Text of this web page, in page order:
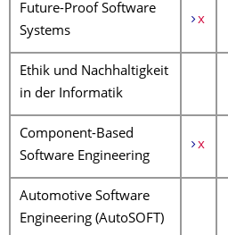
Future-Proof Software
Systems
x
Ethik und Nachhaltigkeit
in der Informatik
Component-Based
Software Engineering
x
Automotive Software
Engineering (AutoSOFT)